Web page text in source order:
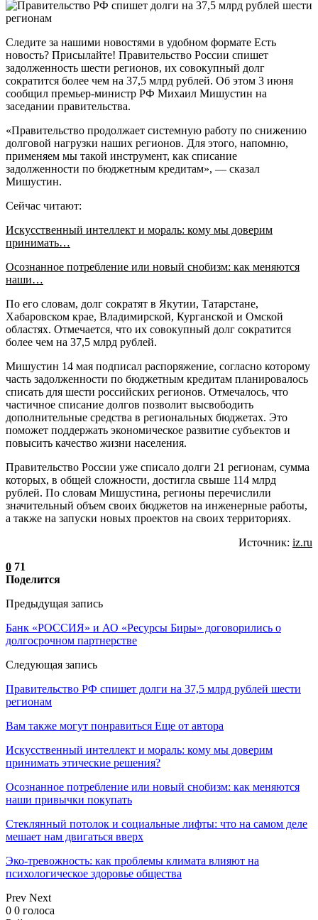
Следите за нашими новостями в удобном формате Есть
новость? Присылайте! Правительство России спишет
задолженность шести регионов, их совокупный долг
сократится более чем на 37,5 млрд рублей. Об этом 3 июня
сообщил премьер-министр РФ Михаил Мишустин на
заседании правительства.
«Правительство продолжает системную работу по снижению
долговой нагрузки наших регионов. Для этого, напомню,
применяем мы такой инструмент, как списание
задолженности по бюджетным кредитам», — сказал
Мишустин.
Сейчас читают:
Искусственный интеллект и мораль: кому мы доверим
принимать…
Осознанное потребление или новый снобизм: как меняются
наши…
По его словам, долг сократят в Якутии, Татарстане,
Хабаровском крае, Владимирской, Курганской и Омской
областях. Отмечается, что их совокупный долг сократится
более чем на 37,5 млрд рублей.
Мишустин 14 мая подписал распоряжение, согласно которому
часть задолженности по бюджетным кредитам планировалось
списать для шести российских регионов. Отмечалось, что
частичное списание долгов позволит высвободить
дополнительные средства в региональных бюджетах. Это
поможет поддержать экономическое развитие субъектов и
повысить качество жизни населения.
Правительство России уже списало долги 21 регионам, сумма
которых, в общей сложности, достигла свыше 114 млрд
рублей. По словам Мишустина, регионы перечислили
значительный объем своих бюджетов на инженерные работы,
а также на запуски новых проектов на своих территориях.
Источник: iz.ru
0 71
Поделится
Предыдущая запись
Банк «РОССИЯ» и АО «Ресурсы Биры» договорились о
долгосрочном партнерстве
Следующая запись
Правительство РФ спишет долги на 37,5 млрд рублей шести
регионам
Вам также могут понравиться Еще от автора
Искусственный интеллект и мораль: кому мы доверим
принимать этические решения?
Осознанное потребление или новый снобизм: как меняются
наши привычки покупать
Стеклянный потолок и социальные лифты: что на самом деле
мешает нам двигаться вверх
Эко-тревожность: как проблемы климата влияют на
психологическое здоровье общества
Prev Next
0 0 голоса